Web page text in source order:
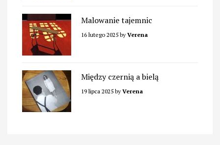
Malowanie tajemnic
16 lutego 2025 by Verena
Między czernią a bielą
19 lipca 2025 by Verena